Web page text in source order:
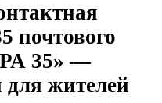
почтового
35» —
для жителей